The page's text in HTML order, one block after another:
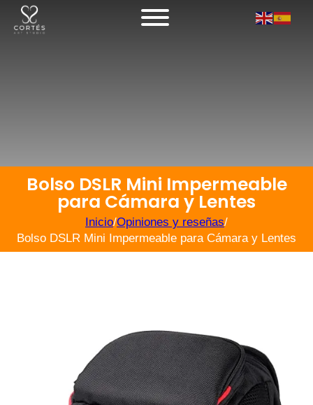
Bolso DSLR Mini Impermeable
para Cámara y Lentes
Inicio/Opiniones y reseñas/
Bolso DSLR Mini Impermeable para Cámara y Lentes